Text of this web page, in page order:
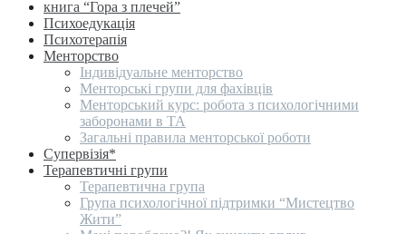
книга “Гора з плечей”
Психоедукація
Психотерапія
Менторство
Індивідуальне менторство
Менторські групи для фахівців
Менторський курс: робота з психологічними
заборонами в ТА
Загальні правила менторської роботи
Супервізія*
Терапевтичні групи
Терапевтична група
Група психологічної підтримки “Мистецтво
Жити”